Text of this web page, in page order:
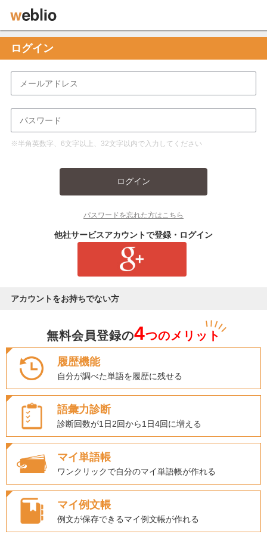
ログイン
※半角英数字、6文字以上、32文字以内で入力してください
ログイン
パスワードを忘れた方はこちら
他社サービスアカウントで登録・ログイン
アカウントをお持ちでない方
無料会員登録の4つのメリット
履歴機能
自分が調べた単語を履歴に残せる
語彙力診断
診断回数が1日2回から1日4回に増える
マイ単語帳
ワンクリックで自分のマイ単語帳が作れる
マイ例文帳
例文が保存できるマイ例文帳が作れる